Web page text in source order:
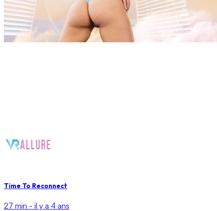
Time To Reconnect
27 min - il y a 4 ans